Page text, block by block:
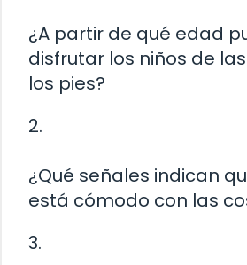
¿A partir de qué edad
disfrutar los niños de
los pies?
2.
¿Qué señales indican
está cómodo con las
3.